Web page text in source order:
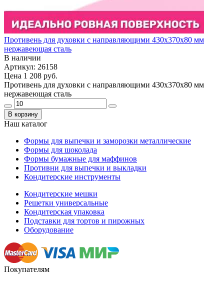
Противень для духовки с направляющими 430х370х80 мм
нержавеющая сталь
В наличии
Артикул: 26158
Цена 1 208 руб.
Противень для духовки с направляющими 430х370х80 мм
нержавеющая сталь
В корзину
Наш каталог
Формы для выпечки и заморозки металлические
Формы для шоколада
Формы бумажные для маффинов
Противни для выпечки и выкладки
Кондитерские инструменты
Кондитерские мешки
Решетки универсальные
Кондитерская упаковка
Подставки для тортов и пирожных
Оборудование
Покупателям